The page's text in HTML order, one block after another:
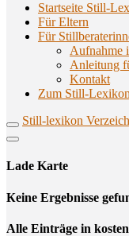
Startseite Still-
Für Eltern
Für
Aufnahme
Anlei­tung
Kon­takt
Zum Still-
Still-lexikon
Lade Karte
Кeine Ergebnisse
Alle Einträge in